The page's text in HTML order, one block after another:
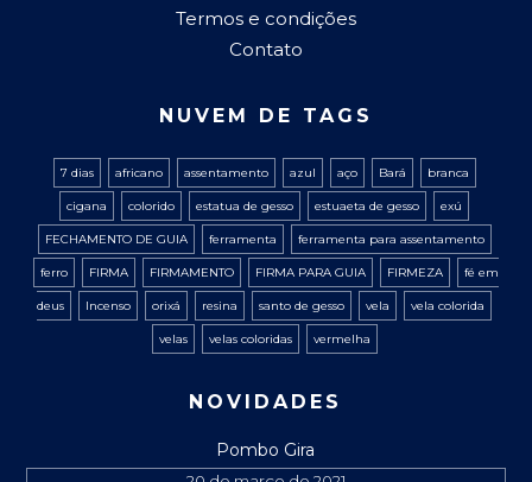
Termos e condições
Contato
NUVEM DE TAGS
7 dias africano assentamento azul aço Bará branca
cigana colorido estatua de gesso estuaeta de gesso exú
FECHAMENTO DE GUIA ferramenta ferramenta para assentamento
ferro FIRMA FIRMAMENTO FIRMA PARA GUIA FIRMEZA fé em
deus Incenso orixá resina santo de gesso vela vela colorida
velas velas coloridas vermelha
NOVIDADES
Pombo Gira